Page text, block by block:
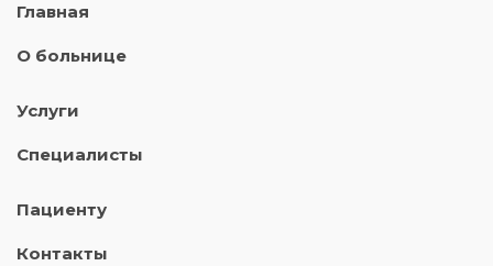
Главная
О больнице
Услуги
Специалисты
Пациенту
Контакты